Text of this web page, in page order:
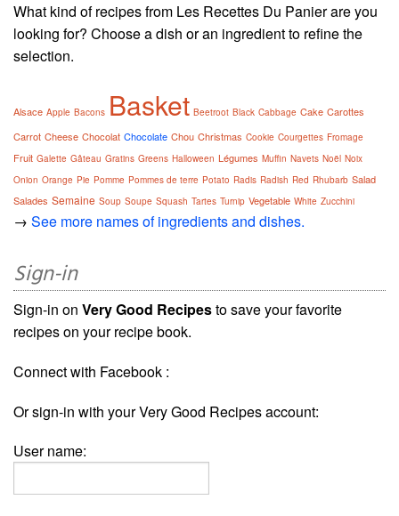
What kind of recipes from Les Recettes Du Panier are you
looking for? Choose a dish or an ingredient to refine the
selection.
Alsace Apple Bacons Basket Beetroot Black Cabbage Cake Carottes
Carrot Cheese Chocolat Chocolate Chou Christmas Cookie Courgettes Fromage
Fruit Galette Gâteau Gratins Greens Halloween Légumes Muffin Navets Noël Noix
Onion Orange Pie Pomme Pommes de terre Potato Radis Radish Red Rhubarb Salad
Salades Semaine Soup Soupe Squash Tartes Turnip Vegetable White Zucchini
→ See more names of ingredients and dishes.
Sign-in
Sign-in on Very Good Recipesto save your favorite
recipes on your recipe book.
Connect with Facebook :
Or sign-in with your Very Good Recipes account:
User name: